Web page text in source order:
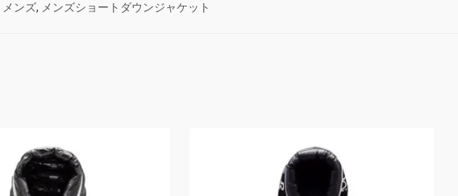
メンズ, メンズショートダウンジャケット